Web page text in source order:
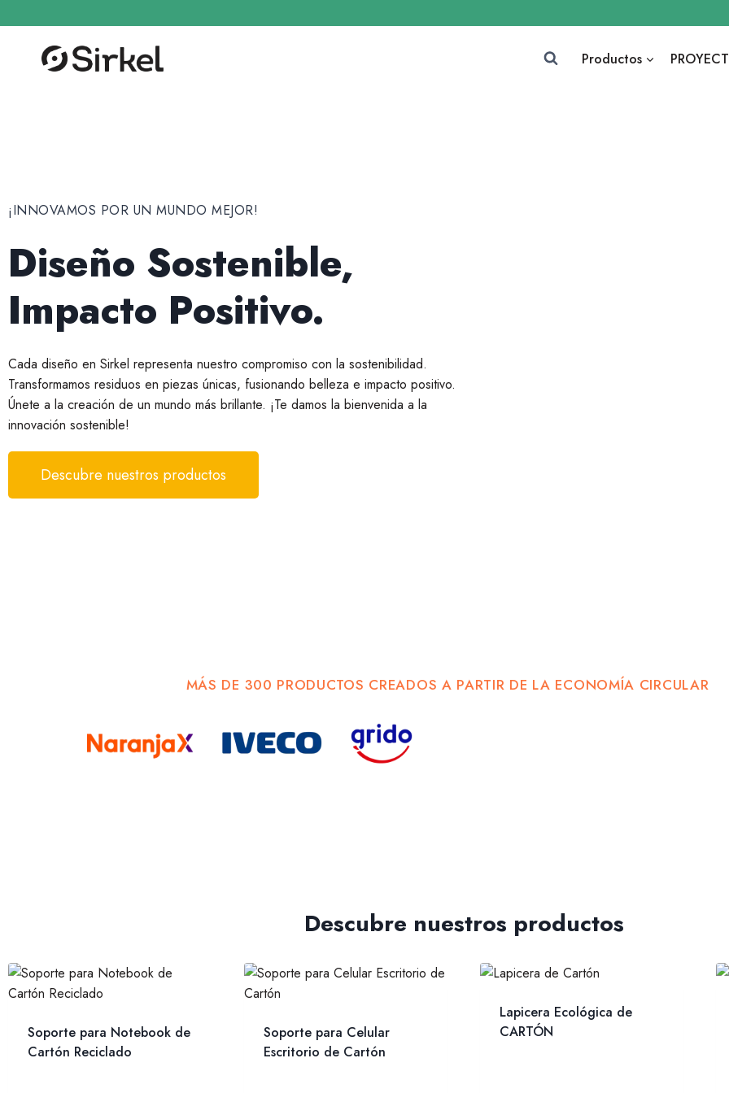
Productos
¡INNOVAMOS POR UN MUNDO MEJOR!
Diseño Sostenible,
Impacto Positivo.
Cada diseño en Sirkel representa nuestro compromiso con la sostenibilidad.
Transformamos residuos en piezas únicas, fusionando belleza e impacto positivo.
Únete a la creación de un mundo más brillante. ¡Te damos la bienvenida a la
innovación sostenible!
Descubre nuestros productos
MÁS DE 300 PRODUCTOS CREADOS A PARTIR DE LA ECONOMÍA CIRCULAR
Descubre nuestros productos
Soporte para Notebook de
Cartón Reciclado
Soporte para Celular
Escritorio de Cartón
Lapicera Ecológica de
CARTÓN